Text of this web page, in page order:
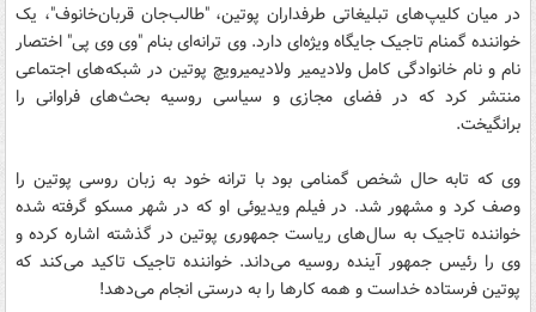
در میان کلیپ‌های تبلیغاتی طرفداران پوتین، "طالب‌جان قربان‌خانوف"، یک
خواننده‌ گمنام تاجیک جایگاه ویژه‌ای دارد. وی ترانه‌ای بنام "وی وی پی" اختصار
نام و نام خانوادگی کامل ولادیمیر ولادیمیرویچ پوتین در شبکه‌های اجتماعی
منتشر کرد که در فضای مجازی و سیاسی روسیه بحث‌های فراوانی را
برانگیخت.
وی که تابه حال شخص گمنامی بود با ترانه خود به زبان روسی پوتین را
وصف ‌کرد و مشهور شد. در فیلم ویدیوئی او که در شهر مسکو گرفته شده
خواننده‌ تاجیک به سال‌های ریاست جمهوری پوتین در گذشته اشاره کرده و
وی را رئیس جمهور آینده روسیه می‌داند. خواننده‌ تاجیک تاکید می‌کند که
پوتین فرستاده‌ خداست و همه‌ کارها را به درستی انجام می‌دهد!